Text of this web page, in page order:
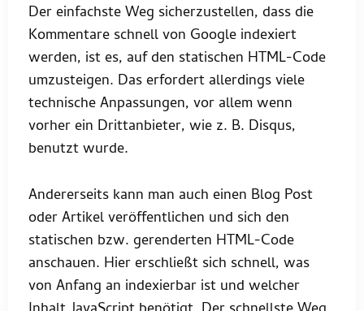
Der einfachste Weg sicherzustellen, dass die
Kommentare schnell von Google indexiert
werden, ist es, auf den statischen HTML-Code
umzusteigen. Das erfordert allerdings viele
technische Anpassungen, vor allem wenn
vorher ein Drittanbieter, wie z. B. Disqus,
benutzt wurde.
Andererseits kann man auch einen Blog Post
oder Artikel veröffentlichen und sich den
statischen bzw. gerenderten HTML-Code
anschauen. Hier erschließt sich schnell, was
von Anfang an indexierbar ist und welcher